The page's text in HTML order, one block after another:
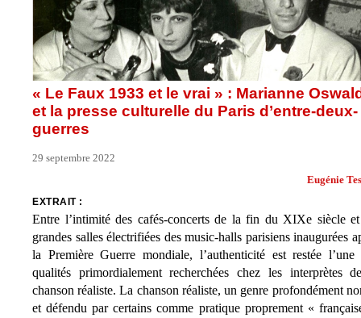
« Le Faux 1933 et le vrai » : Marianne
et la presse culturelle du Paris d’entre-deux-
guerres
29 septembre 2022
Eugénie
EXTRAIT :
Entre l’intimité des cafés-concerts de la fin du XIXe siècle
grandes salles électrifiées des music-halls parisiens inaugurées
la Première Guerre mondiale, l’authenticité est restée l’une
qualités primordialement recherchées chez les interprètes
chanson réaliste. La chanson réaliste, un genre profondément
et défendu par certains comme pratique proprement «